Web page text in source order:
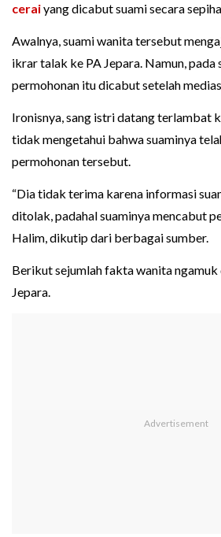
ceraiyang dicabut suami secara
Awalnya, suami wanita tersebut
ikrar talak ke PA Jepara. Namun, pada
permohonan itu dicabut setelah
Ironisnya, sang istri datang terlambat
tidak mengetahui bahwa suaminya
permohonan tersebut.
“Dia tidak terima karena informasi
ditolak, padahal suaminya mencabut
Halim, dikutip dari berbagai sumber.
Berikut sejumlah fakta wanita ngamuk
Jepara.